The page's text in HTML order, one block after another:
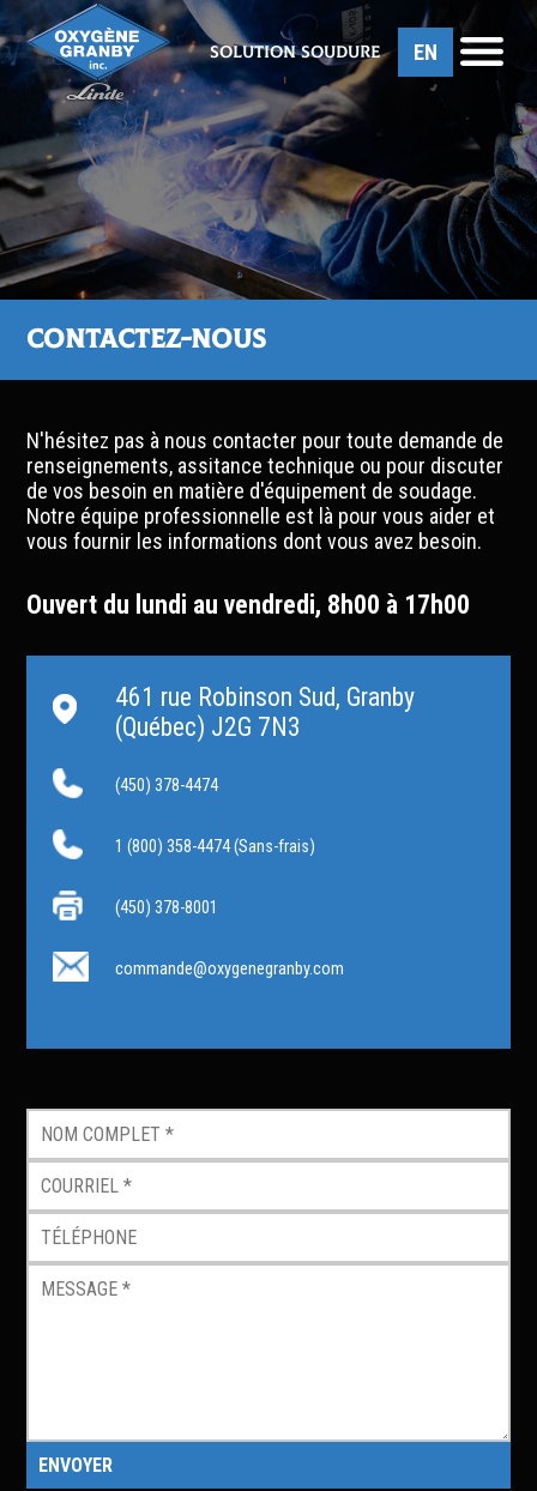
Solution soudure EN
Contactez-nous
N'hésitez pas à nous contacter pour toute demande de
renseignements, assitance technique ou pour discuter
de vos besoin en matière d'équipement de soudage.
Notre équipe professionnelle est là pour vous aider et
vous fournir les informations dont vous avez besoin.
Ouvert du lundi au vendredi, 8h00 à 17h00
461 rue Robinson Sud, Granby
(Québec) J2G 7N3
(450) 378-4474
1 (800) 358-4474(Sans-frais)
(450) 378-8001
commande@oxygenegranby.com